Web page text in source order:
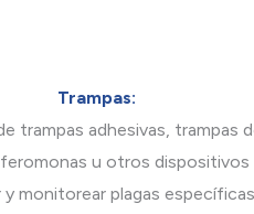
Trampas:
trampas adhesivas, trampas
u otros dispositivos
y monitorear plagas